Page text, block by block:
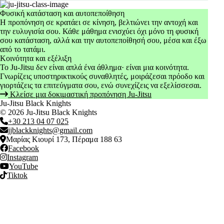
Φυσική κατάσταση και αυτοπεποίθηση
Η προπόνηση σε κρατάει σε κίνηση, βελτιώνει την αντοχή και
την ευλυγισία σου. Κάθε μάθημα ενισχύει όχι μόνο τη φυσική
σου κατάσταση, αλλά και την αυτοπεποίθησή σου, μέσα και έξω
από το τατάμι.
Κοινότητα και εξέλιξη
Το Ju-Jitsu δεν είναι απλά ένα άθλημα· είναι μια κοινότητα.
Γνωρίζεις υποστηρικτικούς συναθλητές, μοιράζεσαι πρόοδο και
γιορτάζεις τα επιτεύγματα σου, ενώ συνεχίζεις να εξελίσσεσαι.
Κλείσε μια δοκιμαστική προπόνηση Ju-Jitsu
Ju-Jitsu Black Knights
© 2026 Ju-Jitsu Black Knights
+30 213 04 07 025
jjblackknights@gmail.com
Μαρίας Κιουρί 173, Πέραμα 188 63
Facebook
Instagram
YouTube
Tiktok